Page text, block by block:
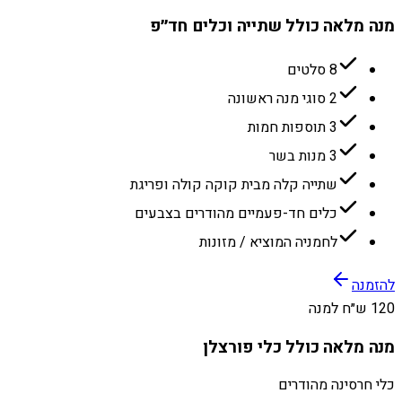
מנה מלאה כולל שתייה וכלים חד״פ
8 סלטים
2 סוגי מנה ראשונה
3 תוספות חמות
3 מנות בשר
שתייה קלה מבית קוקה קולה ופריגת
כלים חד-פעמיים מהודרים בצבעים
לחמניה המוציא / מזונות
להזמנה
120 ש״ח למנה
מנה מלאה כולל כלי פורצלן
כלי חרסינה מהודרים